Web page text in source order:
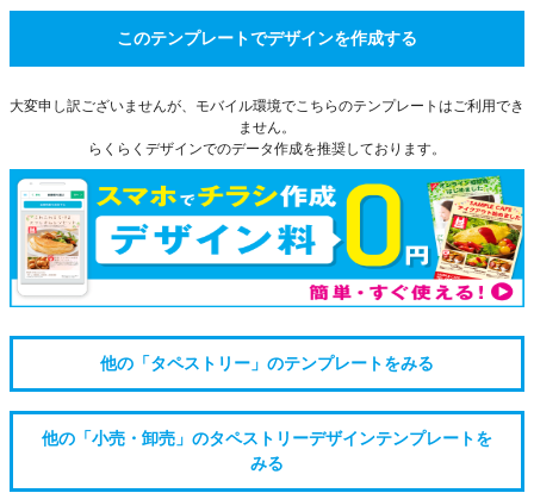
このテンプレートでデザインを作成する
大変申し訳ございませんが、モバイル環境でこちらのテンプレートはご利用でき
ません。
らくらくデザインでのデータ作成を推奨しております。
他の「タペストリー」のテンプレートをみる
他の「小売・卸売」のタペストリーデザインテンプレートを
みる